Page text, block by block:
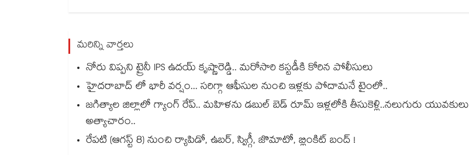
మరిన్ని వార్తలు
నోరు విప్పని ట్రైనీ IPS ఉదయ్ కృష్ణారెడ్డి.. మరోసారి కస్టడీకి కోరిన పోలీసులు
హైదరాబాద్ లో భారీ వర్షం... సరిగ్గా ఆఫీసుల నుంచి ఇళ్లకు పోదామనే టైంలో..
జగిత్యాల జిల్లాలో గ్యాంగ్ రేప్.. మహిళను డబుల్ బెడ్ రూమ్ ఇళ్లలోకి తీసుకెళ్లి..నలుగురు యువకులు
అత్యాచారం..
రేపటి (ఆగస్ట్ 8) నుంచి ర్యాపిడో, ఉబర్, స్విగ్గీ, జొమాటో, బ్లింకిట్ బంద్ !